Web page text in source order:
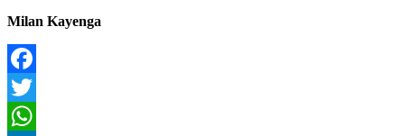
Milan Kayenga
Facebook
Twitter